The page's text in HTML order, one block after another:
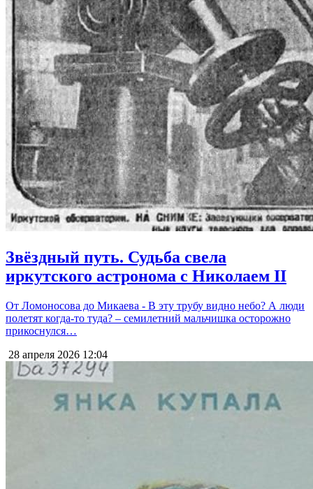
Звёздный путь. Судьба свела
иркутского астронома с Николаем II
От Ломоносова до Микаева - В эту трубу видно небо? А люди
полетят когда-то туда? – семилетний мальчишка осторожно
прикоснулся…
28 апреля 2026 12:04